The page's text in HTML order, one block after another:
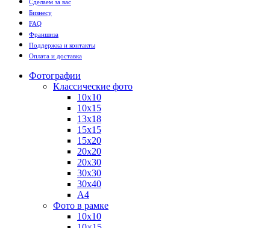
Сделаем за вас
Бизнесу
FAQ
Франшиза
Поддержка и контакты
Оплата и доставка
Фотографии
Классические фото
10х10
10х15
13х18
15х15
15х20
20х20
20х30
30х30
30х40
А4
Фото в рамке
10х10